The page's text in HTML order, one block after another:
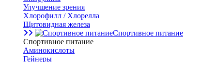
Улучшение зрения
Хлорофилл / Хлорелла
Щитовидная железа
Спортивное питание
Спортивное питание
Аминокислоты
Гейнеры